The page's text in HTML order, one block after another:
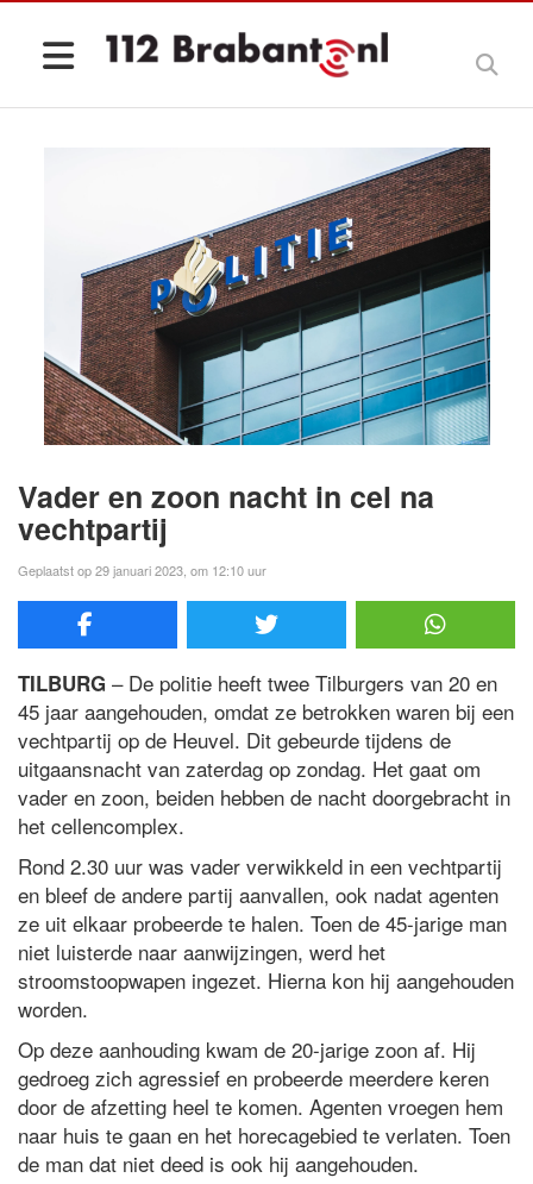
Vader en zoon nacht in cel na
vechtpartij
Geplaatst op 29 januari 2023, om 12:10 uur
TILBURG – De politie heeft twee Tilburgers van 20 en
45 jaar aangehouden, omdat ze betrokken waren bij een
vechtpartij op de Heuvel. Dit gebeurde tijdens de
uitgaansnacht van zaterdag op zondag. Het gaat om
vader en zoon, beiden hebben de nacht doorgebracht in
het cellencomplex.
Rond 2.30 uur was vader verwikkeld in een vechtpartij
en bleef de andere partij aanvallen, ook nadat agenten
ze uit elkaar probeerde te halen. Toen de 45-jarige man
niet luisterde naar aanwijzingen, werd het
stroomstoopwapen ingezet. Hierna kon hij aangehouden
worden.
Op deze aanhouding kwam de 20-jarige zoon af. Hij
gedroeg zich agressief en probeerde meerdere keren
door de afzetting heel te komen. Agenten vroegen hem
naar huis te gaan en het horecagebied te verlaten. Toen
de man dat niet deed is ook hij aangehouden.